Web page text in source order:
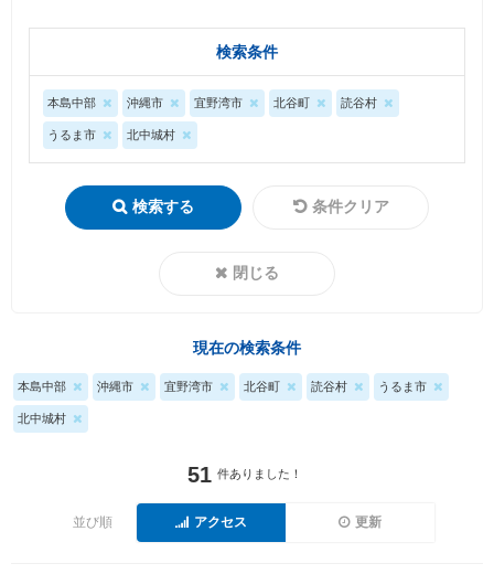
検索条件
本島中部 沖縄市 宜野湾市 北谷町 読谷村
うるま市 北中城村
検索する 条件クリア
閉じる
現在の検索条件
本島中部 沖縄市 宜野湾市 北谷町 読谷村 うるま市
北中城村
51 件ありました！
並び順 アクセス 更新